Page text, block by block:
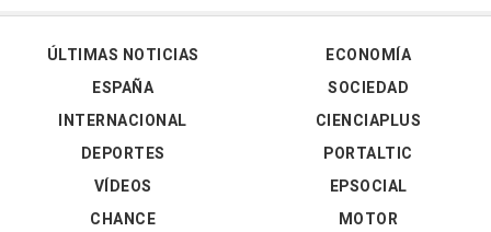
ÚLTIMAS NOTICIAS
ESPAÑA
INTERNACIONAL
DEPORTES
VÍDEOS
ECONOMÍA
SOCIEDAD
CIENCIAPLUS
PORTALTIC
EPSOCIAL
CHANCE
MOTOR